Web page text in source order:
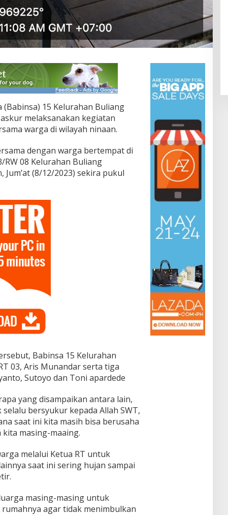
(Babinsa) 15 Kelurahan Buliang
melaksanakan kegiatan
warga di wilayah ninaan.
dengan warga bertempat di
RW 08 Kelurahan Buliang
Jum’at (8/12/2023) sekira pukul
Babinsa 15 Kelurahan
03, Aris Munandar serta tiga
Sutoyo dan Toni apardede
yang disampaikan antara lain,
bersyukur kepada Allah SWT,
saat ini kita masih bisa berusaha
masing-maaing.
melalui Ketua RT untuk
saat ini sering hujan sampai
masing-masing untuk
agar tidak menimbulkan